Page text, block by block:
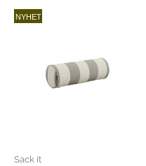
NYHET
Sack it